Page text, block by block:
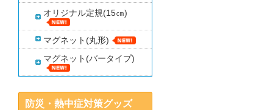
オリジナル定規(15㎝)
マグネット(丸形)
マグネット(バータイプ)
防災・熱中症対策グッズ